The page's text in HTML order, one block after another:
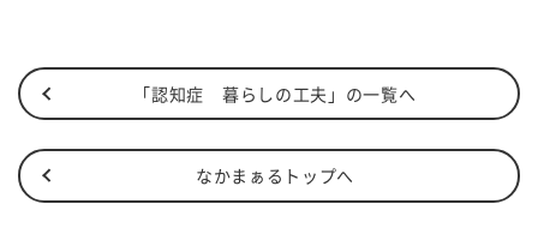
「認知症 暮らしの工夫」の一覧へ
なかまぁるトップへ